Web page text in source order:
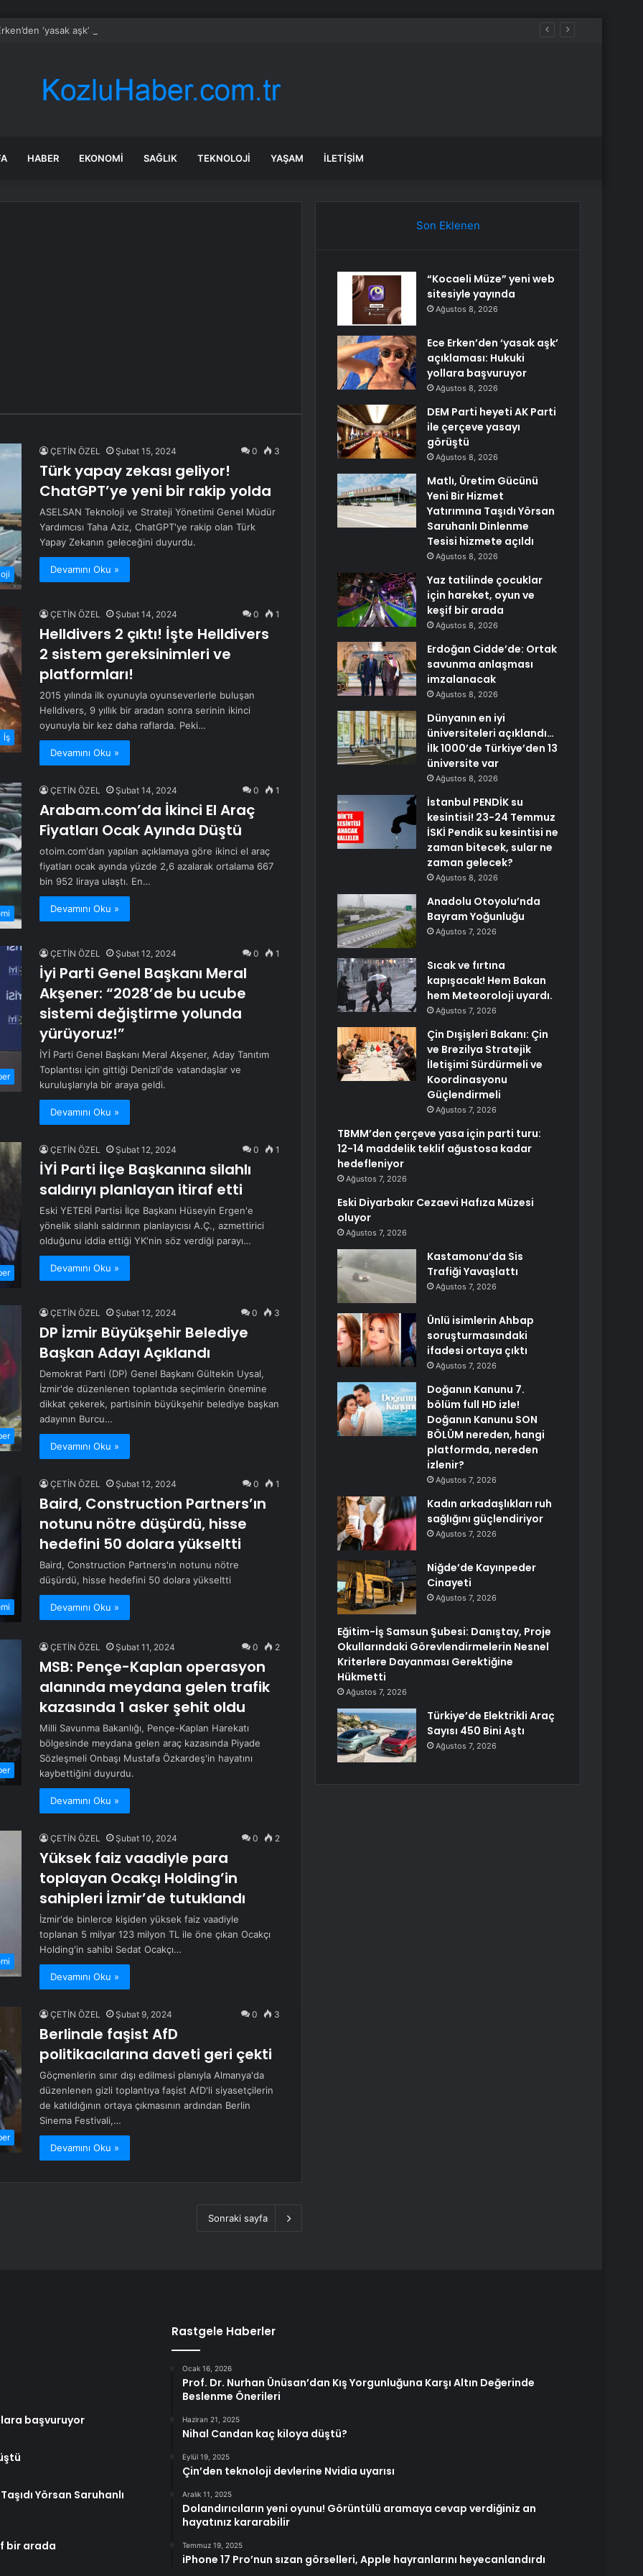
‘yasak aşk’ açıklaması: Hukuki yollara başvuruyor
HABER EKONOMI SAĞLIK TEKNOLOJI YAŞAM İLETIŞIM
ÇETİN ÖZEL Şubat 15, 2024 0 3
Türk yapay zekası geliyor!
ChatGPT’ye yeni bir rakip yolda
ASELSAN Teknoloji ve Strateji Yönetimi Genel Müdür
Yardımcısı Taha Aziz, ChatGPT'ye rakip olan Türk
Yapay Zekanın geleceğini duyurdu.
Devamını Oku »
İş
ÇETİN ÖZEL Şubat 14, 2024 0 1
Helldivers 2 çıktı! İşte Helldivers
2 sistem gereksinimleri ve
platformları!
2015 yılında ilk oyunuyla oyunseverlerle buluşan
Helldivers, 9 yıllık bir aradan sonra serinin ikinci
oyunuyla bir kez daha raflarda. Peki…
Devamını Oku »
ÇETİN ÖZEL Şubat 14, 2024 0 1
Arabam.com’da İkinci El Araç
Fiyatları Ocak Ayında Düştü
otoim.com'dan yapılan açıklamaya göre ikinci el araç
fiyatları ocak ayında yüzde 2,6 azalarak ortalama 667
bin 952 liraya ulaştı. En…
Devamını Oku »
ÇETİN ÖZEL Şubat 12, 2024 0 1
İyi Parti Genel Başkanı Meral
Akşener: “2028’de bu ucube
sistemi değiştirme yolunda
yürüyoruz!”
İYİ Parti Genel Başkanı Meral Akşener, Aday Tanıtım
Toplantısı için gittiği Denizli'de vatandaşlar ve
kuruluşlarıyla bir araya geldi.
Devamını Oku »
ÇETİN ÖZEL Şubat 12, 2024 0 1
İYİ Parti İlçe Başkanına silahlı
saldırıyı planlayan itiraf etti
Eski YETERİ Partisi İlçe Başkanı Hüseyin Ergen'e
yönelik silahlı saldırının planlayıcısı A.Ç., azmettirici
olduğunu iddia ettiği YK'nin söz verdiği parayı…
Devamını Oku »
ÇETİN ÖZEL Şubat 12, 2024 0 3
DP İzmir Büyükşehir Belediye
Başkan Adayı Açıklandı
Demokrat Parti (DP) Genel Başkanı Gültekin Uysal,
İzmir'de düzenlenen toplantıda seçimlerin önemine
dikkat çekerek, partisinin büyükşehir belediye başkan
adayının Burcu…
Devamını Oku »
ÇETİN ÖZEL Şubat 12, 2024 0 1
Baird, Construction Partners’ın
notunu nötre düşürdü, hisse
hedefini 50 dolara yükseltti
Baird, Construction Partners'ın notunu nötre
düşürdü, hisse hedefini 50 dolara yükseltti
Devamını Oku »
ÇETİN ÖZEL Şubat 11, 2024 0 2
MSB: Pençe-Kaplan operasyon
alanında meydana gelen trafik
kazasında 1 asker şehit oldu
Milli Savunma Bakanlığı, Pençe-Kaplan Harekatı
bölgesinde meydana gelen araç kazasında Piyade
Sözleşmeli Onbaşı Mustafa Özkardeş'in hayatını
kaybettiğini duyurdu.
Devamını Oku »
ÇETİN ÖZEL Şubat 10, 2024 0 2
Yüksek faiz vaadiyle para
toplayan Ocakçı Holding’in
sahipleri İzmir’de tutuklandı
İzmir'de binlerce kişiden yüksek faiz vaadiyle
toplanan 5 milyar 123 milyon TL ile öne çıkan Ocakçı
Holding'in sahibi Sedat Ocakçı…
Devamını Oku »
ÇETİN ÖZEL Şubat 9, 2024 0 3
Berlinale faşist AfD
politikacılarına daveti geri çekti
Göçmenlerin sınır dışı edilmesi planıyla Almanya'da
düzenlenen gizli toplantıya faşist AfD'li siyasetçilerin
de katıldığının ortaya çıkmasının ardından Berlin
Sinema Festivali,…
Devamını Oku »
Sonraki sayfa
Son Eklenen
“Kocaeli Müze” yeni web
sitesiyle yayında
Ağustos 8, 2026
Ece Erken’den ‘yasak aşk’
açıklaması: Hukuki
yollara başvuruyor
Ağustos 8, 2026
DEM Parti heyeti AK Parti
ile çerçeve yasayı
görüştü
Ağustos 8, 2026
Matlı, Üretim Gücünü
Yeni Bir Hizmet
Yatırımına Taşıdı Yörsan
Saruhanlı Dinlenme
Tesisi hizmete açıldı
Ağustos 8, 2026
Yaz tatilinde çocuklar
için hareket, oyun ve
keşif bir arada
Ağustos 8, 2026
Erdoğan Cidde’de: Ortak
savunma anlaşması
imzalanacak
Ağustos 8, 2026
Dünyanın en iyi
üniversiteleri açıklandı…
İlk 1000’de Türkiye’den 13
üniversite var
Ağustos 8, 2026
İstanbul PENDİK su
kesintisi! 23-24 Temmuz
İSKİ Pendik su kesintisi ne
zaman bitecek, sular ne
zaman gelecek?
Ağustos 8, 2026
Anadolu Otoyolu’nda
Bayram Yoğunluğu
Ağustos 7, 2026
Sıcak ve fırtına
kapışacak! Hem Bakan
hem Meteoroloji uyardı.
Ağustos 7, 2026
Çin Dışişleri Bakanı: Çin
ve Brezilya Stratejik
İletişimi Sürdürmeli ve
Koordinasyonu
Güçlendirmeli
Ağustos 7, 2026
TBMM’den çerçeve yasa için parti turu:
12-14 maddelik teklif ağustosa kadar
hedefleniyor
Ağustos 7, 2026
Eski Diyarbakır Cezaevi Hafıza Müzesi
oluyor
Ağustos 7, 2026
Kastamonu’da Sis
Trafiği Yavaşlattı
Ağustos 7, 2026
Ünlü isimlerin Ahbap
soruşturmasındaki
ifadesi ortaya çıktı
Ağustos 7, 2026
Doğanın Kanunu 7.
bölüm full HD izle!
Doğanın Kanunu SON
BÖLÜM nereden, hangi
platformda, nereden
izlenir?
Ağustos 7, 2026
Kadın arkadaşlıkları ruh
sağlığını güçlendiriyor
Ağustos 7, 2026
Niğde’de Kayınpeder
Cinayeti
Ağustos 7, 2026
Eğitim-İş Samsun Şubesi: Danıştay, Proje
Okullarındaki Görevlendirmelerin Nesnel
Kriterlere Dayanması Gerektiğine
Hükmetti
Ağustos 7, 2026
Türkiye’de Elektrikli Araç
Sayısı 450 Bini Aştı
Ağustos 7, 2026
başvuruyor
Yörsan Saruhanlı
bir arada
Rastgele Haberler
Ocak 16, 2026
Prof. Dr. Nurhan Ünüsan’dan Kış Yorgunluğuna Karşı Altın Değerinde
Beslenme Önerileri
Haziran 21, 2025
Nihal Candan kaç kiloya düştü?
Eylül 19, 2025
Çin’den teknoloji devlerine Nvidia uyarısı
Aralık 11, 2025
Dolandırıcıların yeni oyunu! Görüntülü aramaya cevap verdiğiniz an
hayatınız kararabilir
Temmuz 19, 2025
iPhone 17 Pro’nun sızan görselleri, Apple hayranlarını heyecanlandırdı